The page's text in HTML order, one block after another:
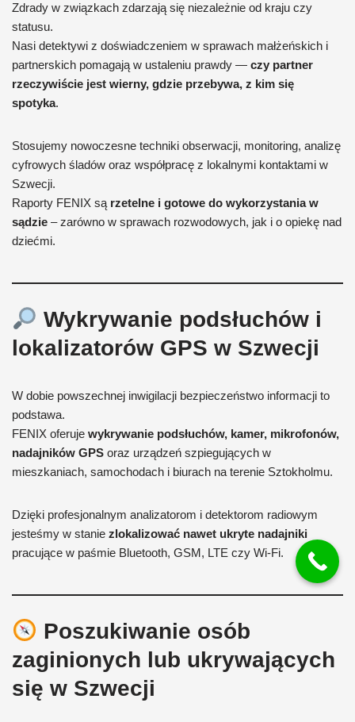
Zdrady w związkach zdarzają się niezależnie od kraju czy
statusu.
Nasi detektywi z doświadczeniem w sprawach małżeńskich i
partnerskich pomagają w ustaleniu prawdy — czy partner
rzeczywiście jest wierny, gdzie przebywa, z kim się
spotyka.
Stosujemy nowoczesne techniki obserwacji, monitoring, analizę
cyfrowych śladów oraz współpracę z lokalnymi kontaktami w
Szwecji.
Raporty FENIX są rzetelne i gotowe do wykorzystania w
sądzie – zarówno w sprawach rozwodowych, jak i o opiekę nad
dziećmi.
Wykrywanie podsłuchów i
lokalizatorów GPS w Szwecji
W dobie powszechnej inwigilacji bezpieczeństwo informacji to
podstawa.
FENIX oferuje wykrywanie podsłuchów, kamer, mikrofonów,
nadajników GPS oraz urządzeń szpiegujących w
mieszkaniach, samochodach i biurach na terenie Sztokholmu.
Dzięki profesjonalnym analizatorom i detektorom radiowym
jesteśmy w stanie zlokalizować nawet ukryte nadajniki
pracujące w paśmie Bluetooth, GSM, LTE czy Wi-Fi.
Poszukiwanie osób
zaginionych lub ukrywających
się w Szwecji